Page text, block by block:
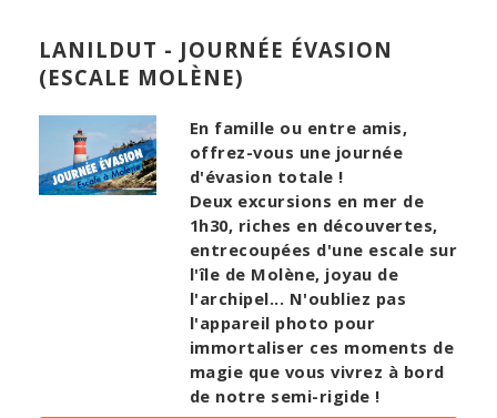
LANILDUT - JOURNÉE ÉVASION
(ESCALE MOLÈNE)
En famille ou entre amis,
offrez-vous une journée
d'évasion totale !
Deux excursions en mer de
1h30, riches en découvertes,
entrecoupées d'une escale sur
l'île de Molène, joyau de
l'archipel... N'oubliez pas
l'appareil photo pour
immortaliser ces moments de
magie que vous vivrez à bord
de notre semi-rigide !